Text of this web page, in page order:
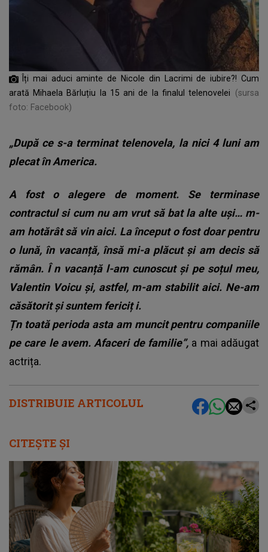
DISTRIBUIE ARTICOLUL
Îți mai aduci aminte de Nicole din Lacrimi de iubire?! Cum
arată Mihaela Bărluțiu la 15 ani de la finalul telenovelei
(sursa
foto: Facebook)
„După ce s-a terminat telenovela, la nici 4 luni am
plecat în America.
A fost o alegere de moment. Se terminase
contractul si cum nu am vrut să bat la alte uşi… m-
am hotărât să vin aici. La început o fost doar pentru
o lună, în vacanță, însă mi-a plăcut și am decis să
rămân. În vacanță l-am cunoscut și pe soțul meu,
Valentin Voicu și, astfel, m-am stabilit aici. Ne-am
căsătorit și suntem fericiți.
Țn toată perioda asta am muncit pentru companiile
pe care le avem. Afaceri de familie”, a mai adăugat
actrița.
CITEȘTE ȘI